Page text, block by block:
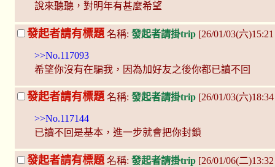
說來聽聽，對明年有甚麼希望
發起者請有標題 名稱: 發起者請掛trip [26/01/03(六
>>No.117093
希望你沒有在騙我，因為加好友之後你都已讀不回
發起者請有標題名稱: 發起者請掛trip [26/01/03(六
>>No.117144
已讀不回是基本，進一步就會把你封鎖
發起者請有標題 名稱: 發起者請掛trip [26/01/06(二